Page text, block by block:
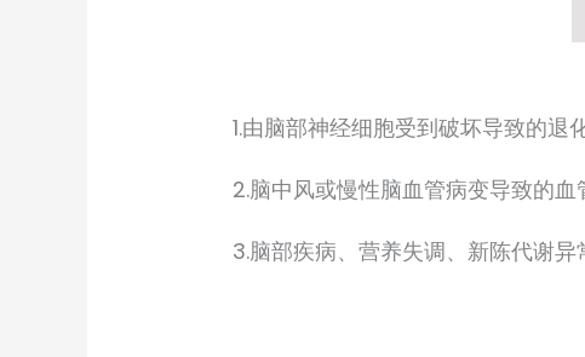
1.由脑部神经细胞受到破坏导致的退
2.脑中风或慢性脑血管病变导致的血
3.脑部疾病、营养失调、新陈代谢异